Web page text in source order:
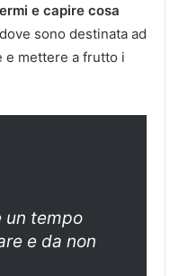
e capire cosa
sono destinata ad
e mettere a frutto i
un tempo
e da non